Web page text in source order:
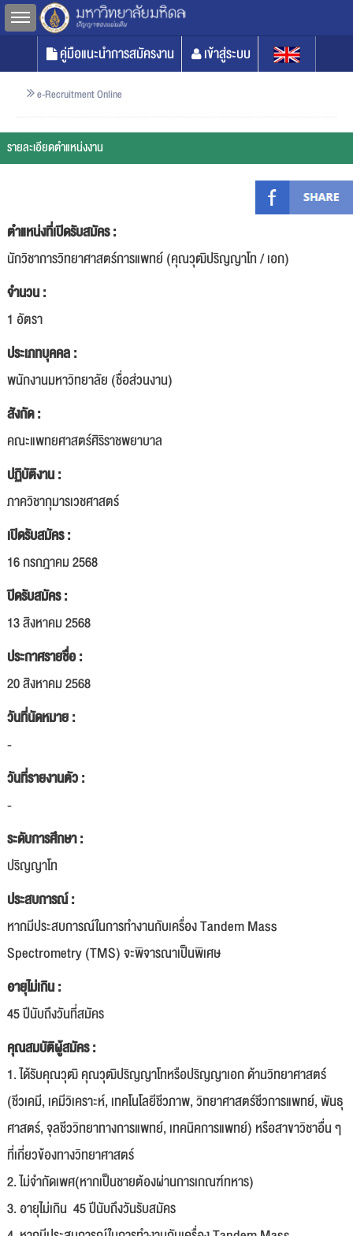
Toggle sidebar
คู่มือแนะนำการสมัครงาน
เข้าสู่ระบบ
e-Recruitment Online
รายละเอียดตำแหน่งงาน
ตำแหน่งที่เปิดรับสมัคร :
นักวิชาการวิทยาศาสตร์การแพทย์ (คุณวุฒิปริญญาโท / เอก)
จำนวน :
1 อัตรา
ประเภทบุคคล :
พนักงานมหาวิทยาลัย (ชื่อส่วนงาน)
สังกัด :
คณะแพทยศาสตร์ศิริราชพยาบาล
ปฏิบัติงาน :
ภาควิชากุมารเวชศาสตร์
เปิดรับสมัคร :
16 กรกฎาคม 2568
ปิดรับสมัคร :
13 สิงหาคม 2568
ประกาศรายชื่อ :
20 สิงหาคม 2568
วันที่นัดหมาย :
-
วันที่รายงานตัว :
-
ระดับการศึกษา :
ปริญญาโท
ประสบการณ์ :
หากมีประสบการณ์ในการทำงานกับเครื่อง Tandem Mass
Spectrometry (TMS) จะพิจารณาเป็นพิเศษ
อายุไม่เกิน :
45 ปีนับถึงวันที่สมัคร
คุณสมบัติผู้สมัคร :
1. ได้รับคุณวุฒิ คุณวุฒิปริญญาโทหรือปริญญาเอก ด้านวิทยาศาสตร์
(ชีวเคมี, เคมีวิเคราะห์, เทคโนโลยีชีวภาพ, วิทยาศาสตร์ชีวการแพทย์, พันธุ
ศาสตร์, จุลชีววิทยาทางการแพทย์, เทคนิคการแพทย์) หรือสาขาวิชาอื่น ๆ
ที่เกี่ยวข้องทางวิทยาศาสตร์
2. ไม่จำกัดเพศ(หากเป็นชายต้องผ่านการเกณฑ์ทหาร)
3. อายุไม่เกิน 45 ปีนับถึงวันรับสมัคร